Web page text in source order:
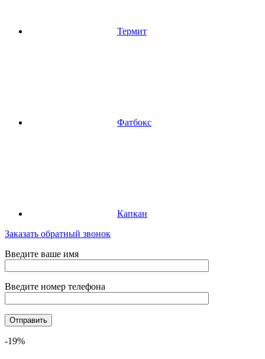
Термит
Фатбокс
Капкан
Заказать обратный звонок
Введите ваше имя
Введите номер телефона
-19%